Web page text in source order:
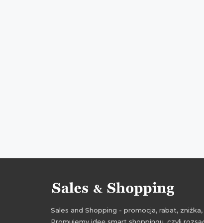
Sales and Shopping - promocja, rabat,
Promujemy ideę smart shoppingu, czyli